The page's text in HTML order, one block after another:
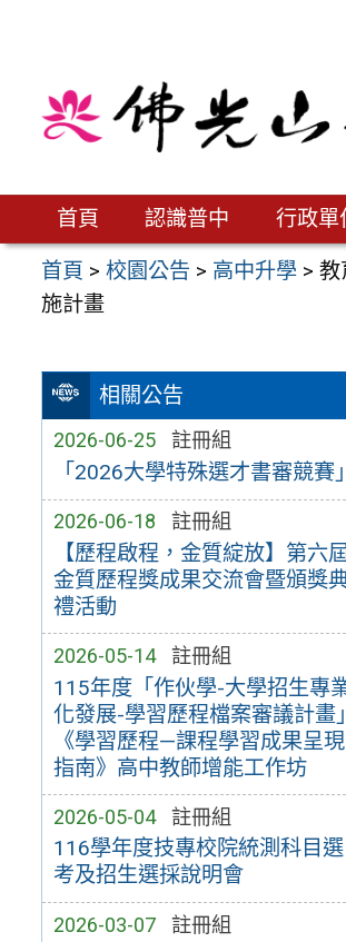
首頁 認識普中 行政單
首頁 >校園公告 > 高中升學 >教
施計畫
相關公告
2026-06-25 註冊組
「2026大學特殊選才書審競賽」
2026-06-18 註冊組
【歷程啟程，金質綻放】第六
金質歷程獎成果交流會暨頒獎
禮活動
2026-05-14 註冊組
115年度「作伙學-大學招生專
化發展-學習歷程檔案審議計畫」
《學習歷程—課程學習成果呈現
指南》高中教師增能工作坊
2026-05-04 註冊組
116學年度技專校院統測科目選
考及招生選採說明會
2026-03-07 註冊組